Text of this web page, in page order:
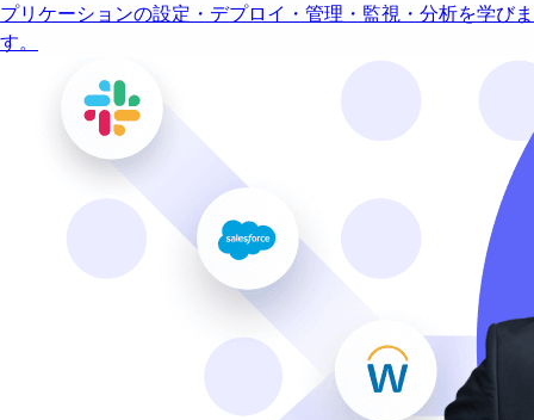
プリケーションの設定・デプロイ・管理・監視・分析を学びま
す。